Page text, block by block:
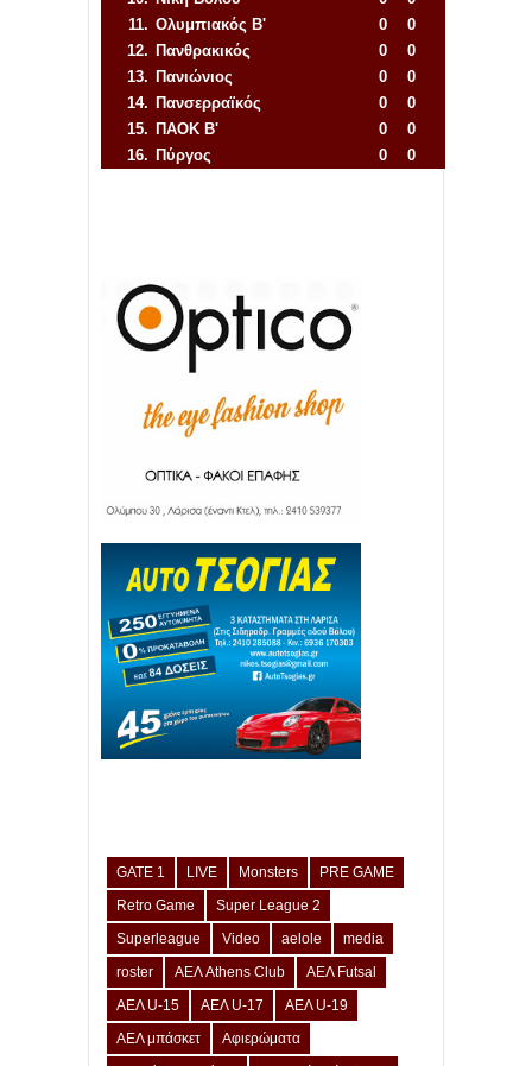
11. Ολυμπιακός Β' 0
0
12. Πανθρακικός 0
0
13. Πανιώνιος 0
0
14. Πανσερραϊκός 0
0
15. ΠΑΟΚ Β' 0
0
16. Πύργος 0
0
GATE 1 LIVE Monsters
PRE GAME
Retro Game
Super League 2
Superleague
Video aelole
media
roster
ΑΕΛ Athens Club
ΑΕΛ Futsal
ΑΕΛ U-15
ΑΕΛ U-17
ΑΕΛ U-19
ΑΕΛ μπάσκετ
Αφιερώματα